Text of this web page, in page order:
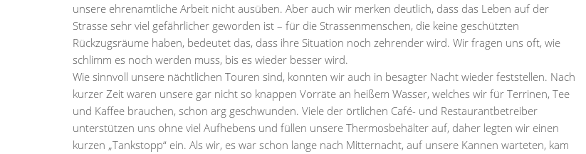
unsere ehrenamtliche Arbeit nicht ausüben. Aber auch wir merken deutlich, dass das Leben auf der
Strasse sehr viel gefährlicher geworden ist – für die Strassenmenschen, die keine geschützten
Rückzugsräume haben, bedeutet das, dass ihre Situation noch zehrender wird. Wir fragen uns oft, wie
schlimm es noch werden muss, bis es wieder besser wird.
Wie sinnvoll unsere nächtlichen Touren sind, konnten wir auch in besagter Nacht wieder feststellen. Nach
kurzer Zeit waren unsere gar nicht so knappen Vorräte an heißem Wasser, welches wir für Terrinen, Tee
und Kaffee brauchen, schon arg geschwunden. Viele der örtlichen Café- und Restaurantbetreiber
unterstützen uns ohne viel Aufhebens und füllen unsere Thermosbehälter auf, daher legten wir einen
kurzen „Tankstopp“ ein. Als wir, es war schon lange nach Mitternacht, auf unsere Kannen warteten, kam